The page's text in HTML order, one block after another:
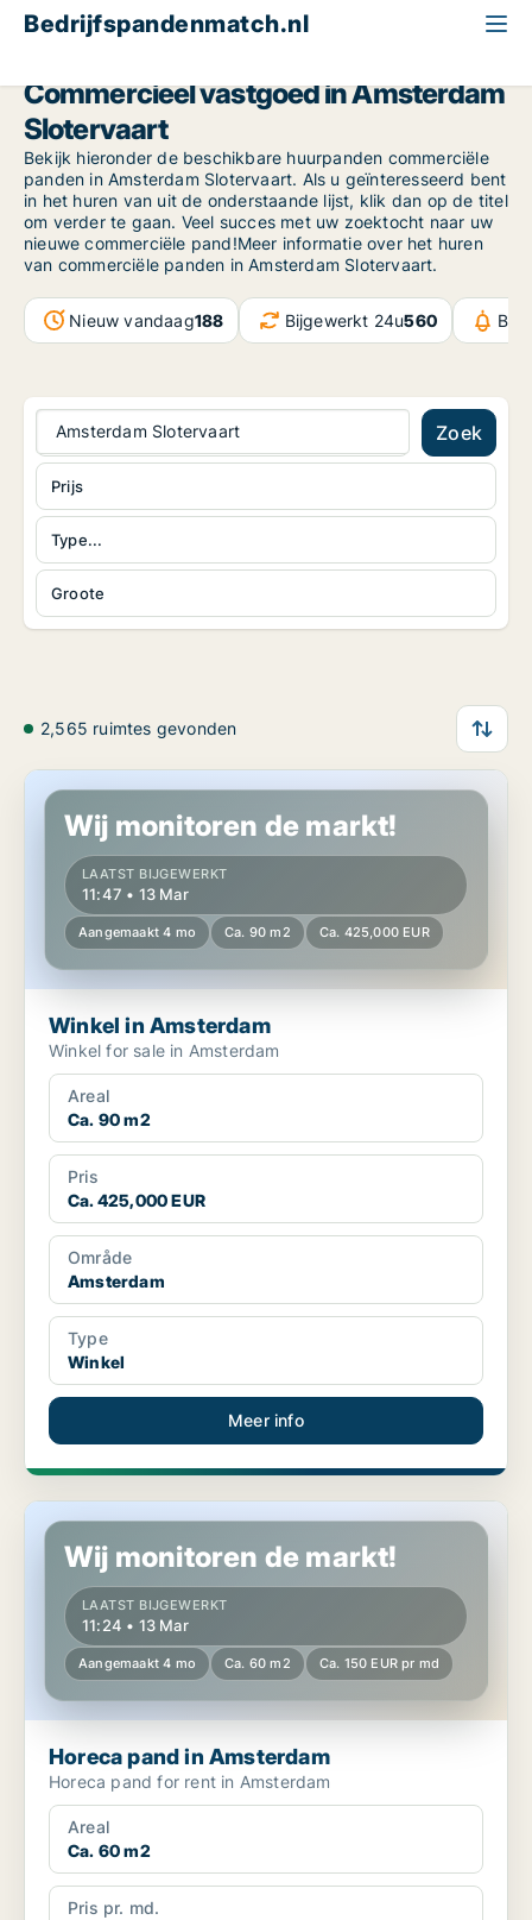
Bedrijfspandenmatch.nl
Commercieel vastgoed in Amsterdam
Slotervaart
Bekijk hieronder de beschikbare huurpanden commerciële
panden in Amsterdam Slotervaart. Als u geïnteresseerd bent
in het huren van uit de onderstaande lijst, klik dan op de titel
om verder te gaan. Veel succes met uw zoektocht naar uw
nieuwe commerciële pand!Meer informatie over het huren
van commerciële panden in Amsterdam Slotervaart.
Nieuw vandaag188 Bijgewerkt 24u560
Amsterdam Slotervaart Zoek
Type...
Groote
Prijs
2,565 ruimtes gevonden
Winkel in Amsterdam
Wij monitoren de markt!
LAATST BIJGEWERKT
11:47 • 13 Mar
Aangemaakt 4 mo Ca. 90 m2 Ca. 425,000 EUR
Winkel in Amsterdam
Winkel for sale in Amsterdam
Areal
Ca. 90 m2
Pris
Ca. 425,000 EUR
Område
Amsterdam
Type
Winkel
Meer info
Horeca pand in Amsterdam
Wij monitoren de markt!
LAATST BIJGEWERKT
11:24 • 13 Mar
Aangemaakt 4 mo Ca. 60 m2 Ca. 150 EUR pr md
Horeca pand in Amsterdam
Horeca pand for rent in Amsterdam
Areal
Ca. 60 m2
Pris pr. md.